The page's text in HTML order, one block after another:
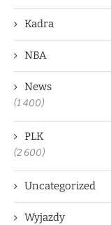
Kadra
NBA
News
(1 400)
PLK
(2 600)
Uncategorized
Wyjazdy